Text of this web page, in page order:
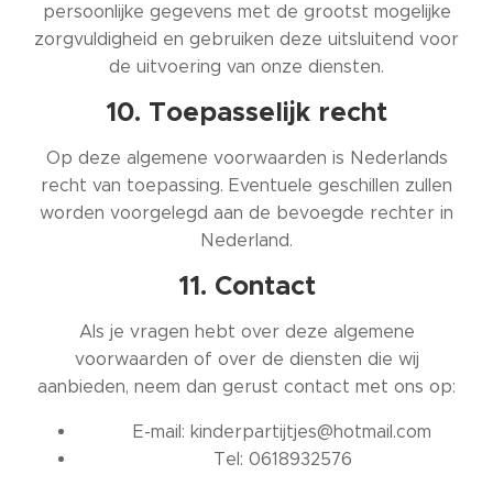
persoonlijke gegevens met de grootst mogelijke
zorgvuldigheid en gebruiken deze uitsluitend voor
de uitvoering van onze diensten.
10. Toepasselijk recht
Op deze algemene voorwaarden is Nederlands
recht van toepassing. Eventuele geschillen zullen
worden voorgelegd aan de bevoegde rechter in
Nederland.
11. Contact
Als je vragen hebt over deze algemene
voorwaarden of over de diensten die wij
aanbieden, neem dan gerust contact met ons op:
📧 E-mail: kinderpartijtjes@hotmail.com
📞 Tel: 0618932576